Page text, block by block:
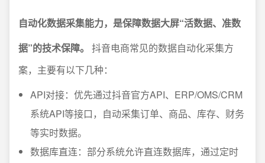
自动化数据采集能力，是保障数据大屏“活数据、准数
据”的技术保障。
抖音电商常见的数据自动化采集方
案，主要有以下几种：
API对接：优先通过抖音官方API、ERP/OMS/CRM
系统API等接口，自动采集订单、商品、库存、财务
等实时数据。
数据库直连：部分系统允许直连数据库，通过定时